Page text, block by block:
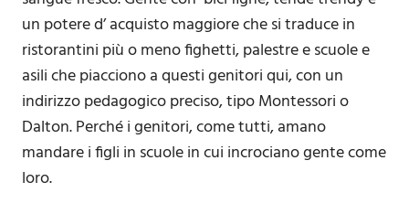
un potere d’ acquisto maggiore che si traduce in
ristorantini più o meno fighetti, palestre e scuole e
asili che piacciono a questi genitori qui, con un
indirizzo pedagogico preciso, tipo Montessori o
Dalton. Perché i genitori, come tutti, amano
mandare i figli in scuole in cui incrociano gente come
loro.